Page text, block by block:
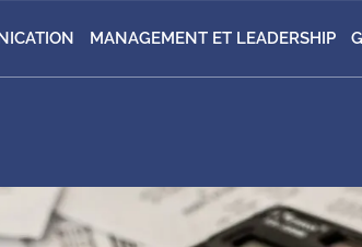
MANAGEMENT ET LEADERSHIP